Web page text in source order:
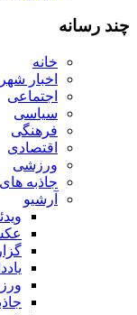
چند رسانه
خانه
اخبار
اجتماعی
سیاسی
فرهنگی
اقتصادی
ورزشی
جاذبه
آرشیو